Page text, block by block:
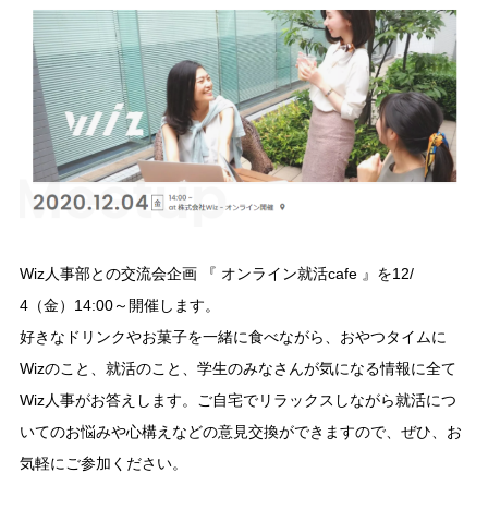
Wiz人事部との交流会企画 『 オンライン就活cafe 』を12/
4（金）14:00～開催します。
好きなドリンクやお菓子を一緒に食べながら、おやつタイムに
Wizのこと、就活のこと、学生のみなさんが気になる情報に全て
Wiz人事がお答えします。ご自宅でリラックスしながら就活につ
いてのお悩みや心構えなどの意見交換ができますので、ぜひ、お
気軽にご参加ください。